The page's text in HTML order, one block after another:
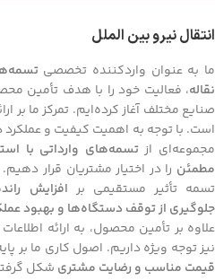
انتقال نیرو بین الملل
ما به عنوان واردکننده تخصصی
نقاله، فعالیت خود را با هدف تأمین
صنایع مختلف آغاز کرده‌ایم. تمرکز ما بر
است. با توجه به اهمیت کیفیت و
مجموعه‌ای ازتسمه‌های وارداتی با
مطمئن را در اختیار مشتریان قرار
تسمه تأثیر مستقیمی بر افزایش
جلوگیری از توقف دستگاه‌ها و بهبود
علاوه بر تأمین محصول، به ارائه
نیز توجه ویژه داریم. اصول کاری ما بر
قیمت مناسب و رضایت مشتری شکل